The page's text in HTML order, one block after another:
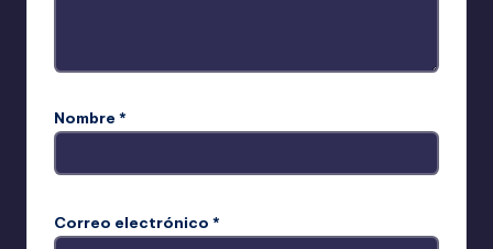
Nombre *
Correo electrónico *